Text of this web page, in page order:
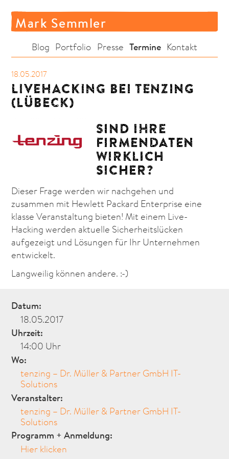
Mark Semmler
Blog Portfolio Presse Termine Kontakt
18.05.2017
LIVEHACKING BEI TENZING
(LÜBECK)
SIND IHRE
FIRMENDATEN
WIRKLICH
SICHER?
Dieser Frage werden wir nachgehen und
zusammen mit Hewlett Packard Enterprise eine
klasse Veranstaltung bieten! Mit einem Live-
Hacking werden aktuelle Sicherheitslücken
aufgezeigt und Lösungen für Ihr Unternehmen
entwickelt.
Langweilig können andere. :-)
Datum:
18.05.2017
Uhrzeit:
14:00 Uhr
Wo:
tenzing – Dr. Müller & Partner GmbH IT-
Solutions
Veranstalter:
tenzing – Dr. Müller & Partner GmbH IT-
Solutions
Programm + Anmeldung:
Hier klicken